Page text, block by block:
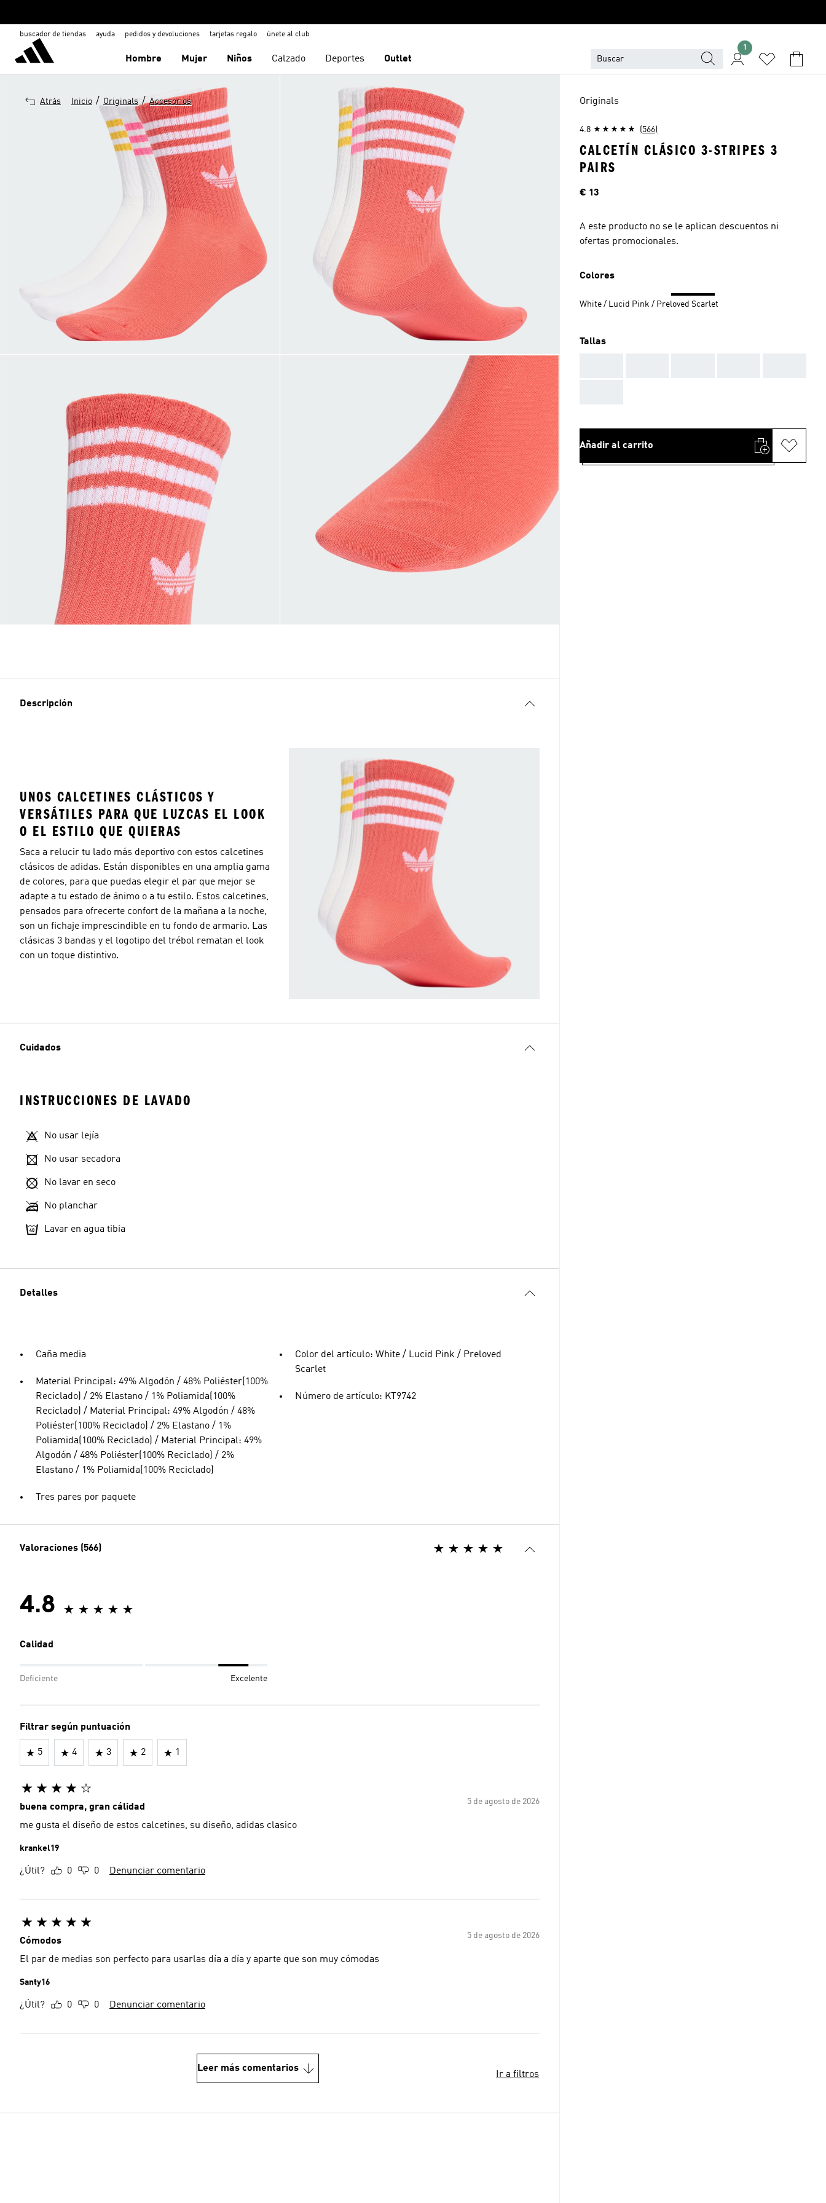
buscador de tiendas ayuda pedidos y devoluciones tarjetas regalo únete al club
Hombre Mujer Niños Calzado Deportes Outlet
1
Atrás Inicio / Originals / Accesorios
Descripción
UNOS CALCETINES CLÁSTICOS Y
VERSÁTILES PARA QUE LUZCAS EL LOOK
O EL ESTILO QUE QUIERAS
Saca a relucir tu lado más deportivo con estos calcetines
clásicos de adidas. Están disponibles en una amplia gama
de colores, para que puedas elegir el par que mejor se
adapte a tu estado de ánimo o a tu estilo. Estos calcetines,
pensados para ofrecerte confort de la mañana a la noche,
son un fichaje imprescindible en tu fondo de armario. Las
clásicas 3 bandas y el logotipo del trébol rematan el look
con un toque distintivo.
Cuidados
INSTRUCCIONES DE LAVADO
No usar lejía
No usar secadora
No lavar en seco
No planchar
Lavar en agua tibia
Detalles
Caña media
Material Principal: 49% Algodón / 48% Poliéster(100%
Reciclado) / 2% Elastano / 1% Poliamida(100%
Reciclado) / Material Principal: 49% Algodón / 48%
Poliéster(100% Reciclado) / 2% Elastano / 1%
Poliamida(100% Reciclado) / Material Principal: 49%
Algodón / 48% Poliéster(100% Reciclado) / 2%
Elastano / 1% Poliamida(100% Reciclado)
Tres pares por paquete
Color del artículo: White / Lucid Pink / Preloved
Scarlet
Número de artículo: KT9742
Valoraciones (566)
4.8
Calidad
Deficiente Excelente
Filtrar según puntuación
5 4 3 2 1
5 de agosto de 2026
buena compra, gran cálidad
me gusta el diseño de estos calcetines, su diseño, adidas clasico
krankel19
¿Útil? 0 0 Denunciar comentario
5 de agosto de 2026
Cómodos
El par de medias son perfecto para usarlas día a día y aparte que son muy cómodas
Santy16
¿Útil? 0 0 Denunciar comentario
Leer más comentarios
Ir a filtros
Originals
4.8 (566)
CALCETÍN CLÁSICO 3-STRIPES 3
PAIRS
Precio
€ 13
A este producto no se le aplican descuentos ni
ofertas promocionales.
Colores
White / Lucid Pink / Preloved Scarlet
Tallas
Añadir al carrito